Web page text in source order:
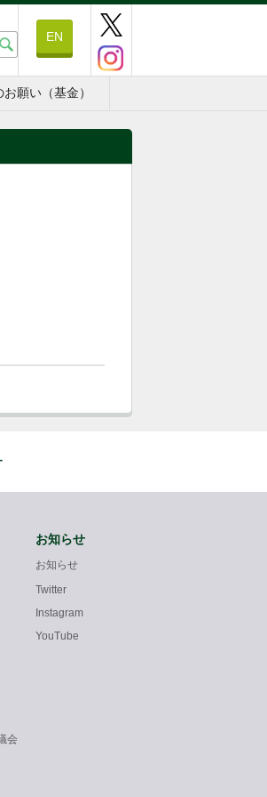
EN
願い（基金）
会
お知らせ
お知らせ
Twitter
Instagram
YouTube